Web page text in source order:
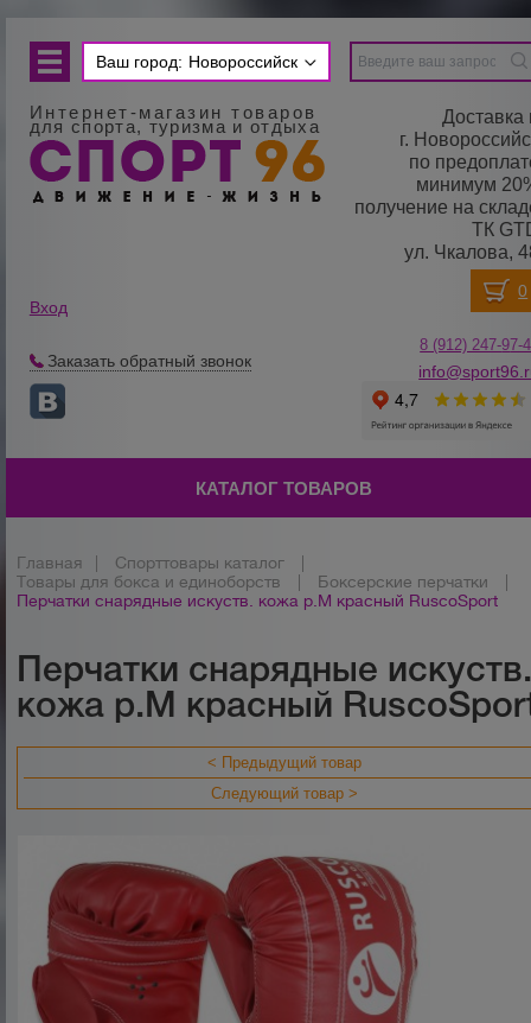
Ваш город: Новороссийск
Интернет-магазин товаров
для спорта, туризма и отдыха
Доставка
г.
по
минимум
получение на
ТК
ул. Чкалова,
Вход
Заказать обратный звонок
8 (912) 247-97-
КАТАЛОГ ТОВАРОВ
Главная Спорттовары каталог
Товары для бокса и единоборств
Боксерские перчатки
Перчатки снарядные искуств. кожа р.M красный RuscoSport
Перчатки снарядные
кожа р.M красный
< Предыдущий товар
Следующий товар >